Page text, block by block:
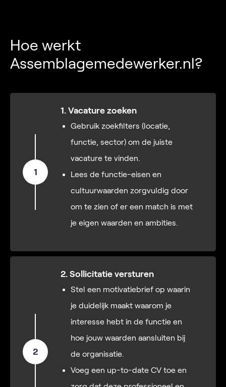
Hoe werkt
Assemblagemedewerker.nl?
1
1. Vacature zoeken
Gebruik zoekfilters (locatie,
functie, sector) om de juiste
vacature te vinden.
Lees de functie-eisen en
cultuurwaarden zorgvuldig door
om te zien of er een match is met
je eigen waarden en ambities.
2
2. Sollicitatie versturen
Stel een motivatiebrief op waarin
je duidelijk maakt waarom je
interesse hebt in de functie en
hoe jouw waarden aansluiten bij
de organisatie.
Voeg een up-to-date CV toe en